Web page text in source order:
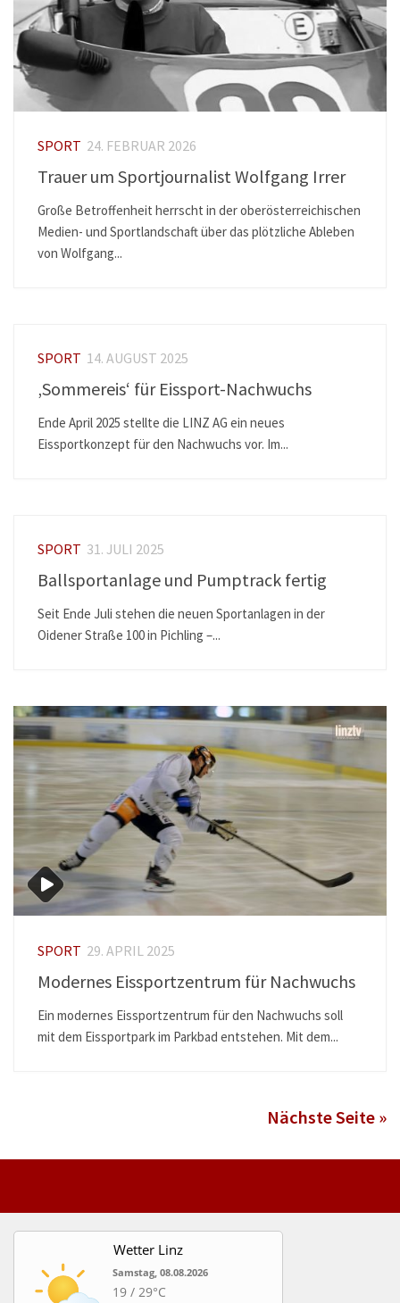
SPORT 24. FEBRUAR 2026
Trauer um Sportjournalist Wolfgang Irrer
Große Betroffenheit herrscht in der oberösterreichischen
Medien- und Sportlandschaft über das plötzliche Ableben
von Wolfgang...
SPORT 14. AUGUST 2025
‚Sommereis‘ für Eissport-Nachwuchs
Ende April 2025 stellte die LINZ AG ein neues
Eissportkonzept für den Nachwuchs vor. Im...
SPORT 31. JULI 2025
Ballsportanlage und Pumptrack fertig
Seit Ende Juli stehen die neuen Sportanlagen in der
Oidener Straße 100 in Pichling –...
SPORT 29. APRIL 2025
Modernes Eissportzentrum für Nachwuchs
Ein modernes Eissportzentrum für den Nachwuchs soll
mit dem Eissportpark im Parkbad entstehen. Mit dem...
Nächste Seite »
Wetter Linz
Samstag, 08.08.2026
19 / 29°C